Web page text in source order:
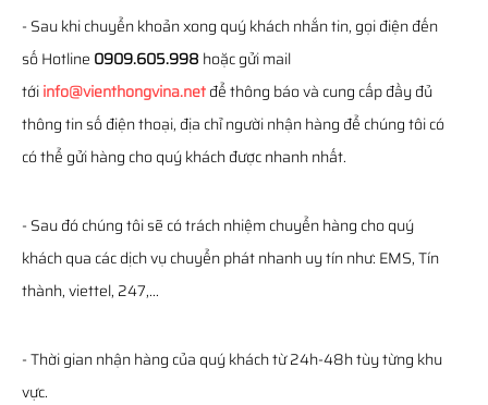
- Sau khi chuyển khoản xong quý khách nhắn tin, gọi điện đến
số Hotline 0909.605.998 hoặc gửi mail
tớiinfo@vienthongvina.netđể thông báo và cung cấp đầy đủ
thông tin số điện thoại, địa chỉ người nhận hàng để chúng tôi có
có thể gửi hàng cho quý khách được nhanh nhất.
- Sau đó chúng tôi sẽ có trách nhiệm chuyển hàng cho quý
khách qua các dịch vụ chuyển phát nhanh uy tín như: EMS, Tín
thành, viettel, 247,...
- Thời gian nhận hàng của quý khách từ 24h-48h tùy từng khu
vực.